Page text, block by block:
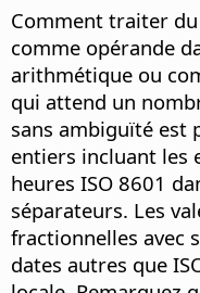
Comment traiter
comme opérande
arithmétique ou
qui attend un
sans ambiguïté est
entiers incluant les
heures ISO 8601
séparateurs. Les
fractionnelles avec
dates autres que